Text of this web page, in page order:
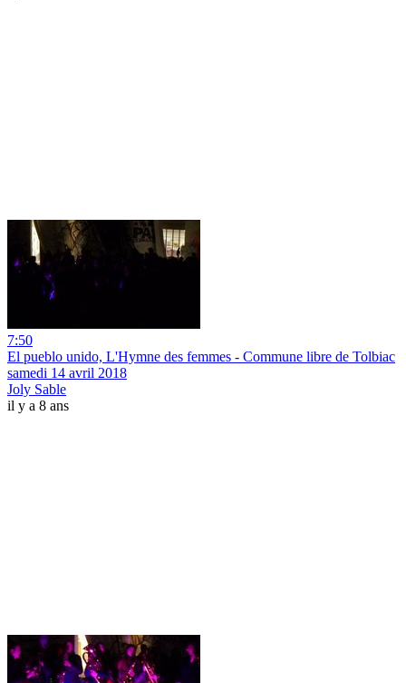
7:50
El pueblo unido, L'Hymne des femmes - Commune libre de Tolbiac
samedi 14 avril 2018
Joly Sable
il y a 8 ans